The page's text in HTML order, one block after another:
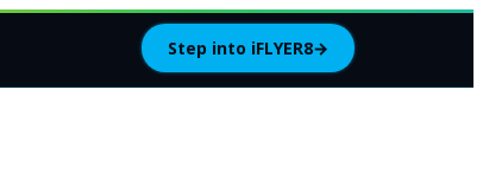
Step into iFLYER8→